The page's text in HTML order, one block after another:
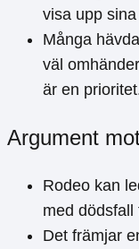
visa upp
Många
väl
är en
Argument
Rodeo kan
med dödsfall
Det främjar